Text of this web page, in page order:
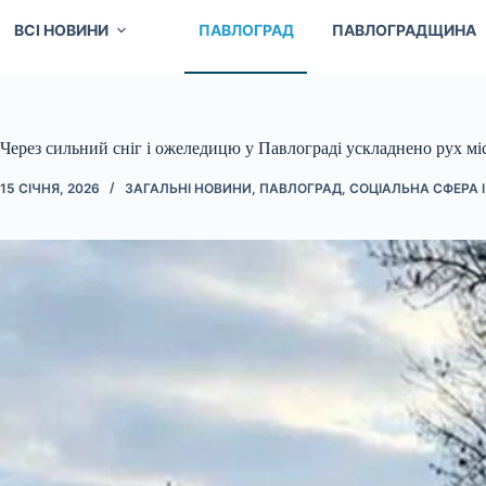
ВСІ НОВИНИ ПАВЛОГРАД ПАВЛОГРАДЩИНА
Через сильний сніг і ожеледицю у Павлограді ускладнено рух
15 СІЧНЯ, 2026 ЗАГАЛЬНІ НОВИНИ, ПАВЛОГРАД, СОЦІАЛЬНА СФЕРА